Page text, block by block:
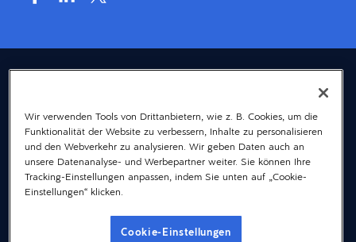
© 2026 Dayforce
Datenschutz
Bedingungen
Accessibility
Cookie-Hinweis
Impressum
Wir verwenden Tools von Drittanbietern, wie z. B. Cookies, um die
Funktionalität der Website zu verbessern, Inhalte zu personalisieren
und den Webverkehr zu analysieren. Wir geben Daten auch an
unsere Datenanalyse- und Werbepartner weiter. Sie können Ihre
Tracking-Einstellungen anpassen, indem Sie unten auf „Cookie-
Einstellungen“ klicken.
Cookie-Einstellungen